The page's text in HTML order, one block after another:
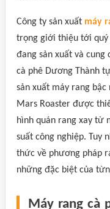
Công ty sản xuất máy
trọng giới thiệu tới quý
đang sản xuất và cung
cà phê Dương Thành
sản xuất máy rang
Mars Roaster được
hình quán rang xay từ
suất công nghiệp. Tuy
thức về phương pháp
những đặc biệt của
Máy rang cà